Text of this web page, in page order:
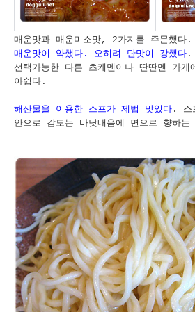
매운맛과 매운미소맛, 2가지를 주문했
매운맛이 약했다. 오히려 단맛이 강했다 .
선택가능한 다른 츠케멘이나 딴딴멘 가
아쉽다.
해산물을 이용한 스프가 제법 맛있다 . 스
안으로 감도는 바닷내음에 면으로 향하는